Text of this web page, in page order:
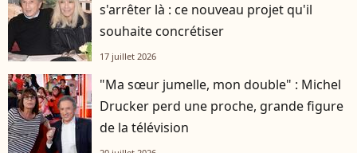
s'arrêter là : ce nouveau projet qu'il
souhaite concrétiser
17 juillet 2026
"Ma sœur jumelle, mon double" : Michel
Drucker perd une proche, grande figure
de la télévision